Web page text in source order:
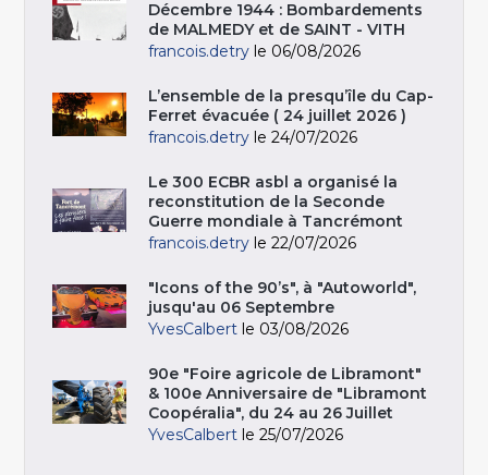
Décembre 1944 : Bombardements
de MALMEDY et de SAINT - VITH
francois.detry le 06/08/2026
L’ensemble de la presqu’île du Cap-
Ferret évacuée ( 24 juillet 2026 )
francois.detry le 24/07/2026
Le 300 ECBR asbl a organisé la
reconstitution de la Seconde
Guerre mondiale à Tancrémont
francois.detry le 22/07/2026
"Icons of the 90’s", à "Autoworld",
jusqu'au 06 Septembre
YvesCalbert le 03/08/2026
90e "Foire agricole de Libramont"
& 100e Anniversaire de "Libramont
Coopéralia", du 24 au 26 Juillet
YvesCalbert le 25/07/2026